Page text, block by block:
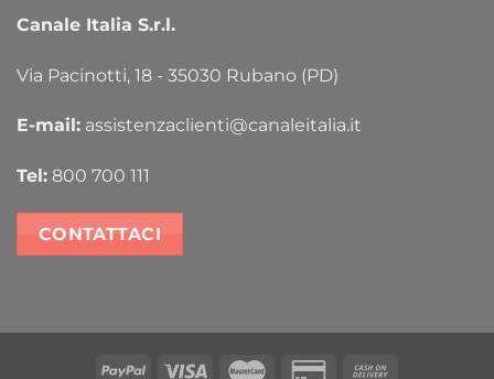
Canale Italia S.r.l.
Via Pacinotti, 18 - 35030 Rubano (PD)
E-mail: assistenzaclienti@canaleitalia.it
Tel: 800 700 111
CONTATTACI
PayPal Visa MasterCardCredit